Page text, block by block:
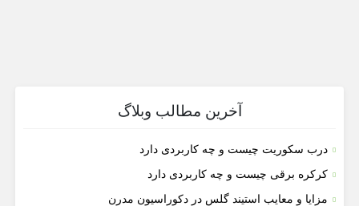
آخرین مطالب وبلاگ
درب سکوریت چیست و چه کاربردی دارد
کرکره برقی چیست و چه کاربردی دارد
مزایا و معایب استیند گلس در دکوراسیون مدرن